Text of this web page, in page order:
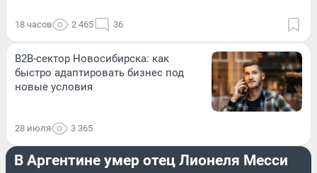
18 часов 2 465 36
B2B-сектор Новосибирска: как
быстро адаптировать бизнес под
новые условия
28 июля 3 365
В Аргентине умер отец Лионеля Месси